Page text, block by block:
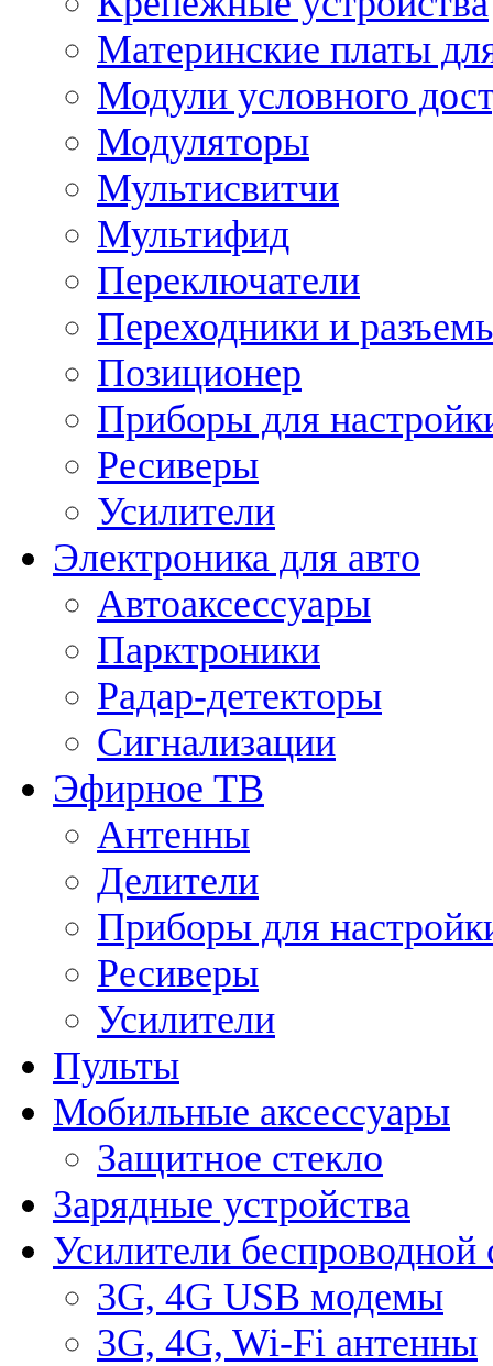
Материнские платы
Модули условного
Модуляторы
Мультисвитчи
Мультифид
Переключатели
Переходники и
Позиционер
Приборы для
Ресиверы
Усилители
Электроника для авто
Автоаксессуары
Парктроники
Радар-детекторы
Сигнализации
Эфирное ТВ
Антенны
Делители
Приборы для
Ресиверы
Усилители
Пульты
Мобильные аксессуары
Защитное стекло
Зарядные устройства
Усилители беспроводной
3G, 4G USB модемы
3G, 4G, Wi-Fi антенны